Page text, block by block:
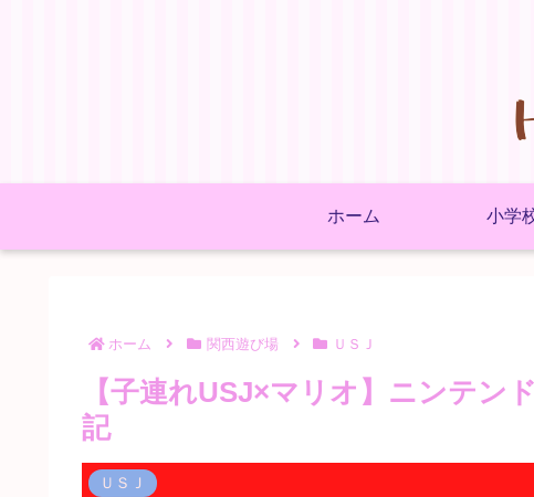
ホーム 小学
ホーム 関西遊び場 ＵＳＪ
【子連れUSJ×マリオ】ニンテン
記
ＵＳＪ